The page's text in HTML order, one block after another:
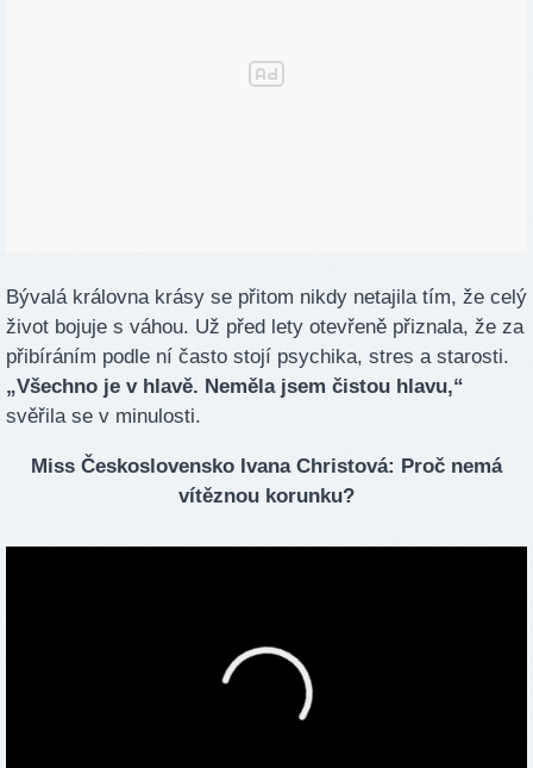
Bývalá královna krásy se přitom nikdy netajila tím, že celý
život bojuje s váhou. Už před lety otevřeně přiznala, že za
přibíráním podle ní často stojí psychika, stres a starosti.
„Všechno je v hlavě. Neměla jsem čistou hlavu,“
svěřila se v minulosti.
Miss Československo Ivana Christová: Proč nemá
vítěznou korunku?